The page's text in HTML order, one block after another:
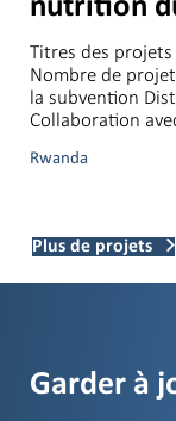
nutrition
Titres des
Nombre de
la subvention
Collaboration
Rwanda
Plus de projets
Garder à